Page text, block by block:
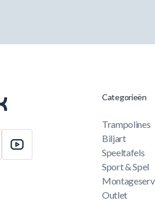
Categorieën
Trampolines
Biljart
Speeltafels
Sport & Spel
Outlet